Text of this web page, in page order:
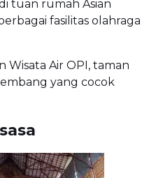
tuan rumah Asian
fasilitas olahraga
Wisata Air OPI, taman
yang cocok